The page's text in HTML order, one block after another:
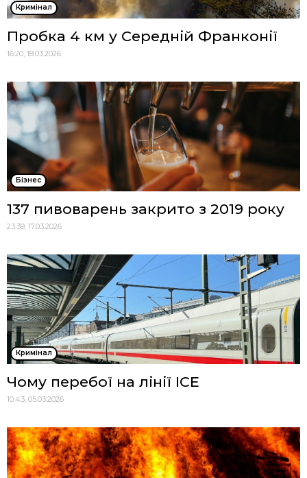
Кримінал
Пробка 4 км у Середній Франконії
16:20, 18.03.2026
Бізнес
137 пивоварень закрито з 2019 року
23:39, 17.03.2026
Кримінал
Чому перебої на лінії ICE
10:43, 05.03.2026